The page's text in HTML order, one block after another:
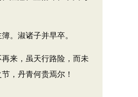
。淑诸子并早卒。
来，虽天行路险，而未
，丹青何贵焉尔！